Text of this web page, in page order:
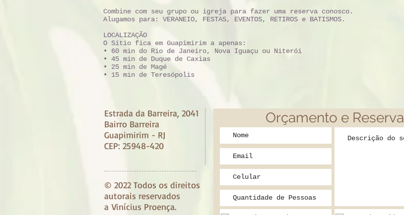
Combine com seu grupo ou igreja para fazer uma reserva conosco.
Alugamos para: VERANEIO, FESTAS, EVENTOS, RETIROS e BATISMOS.
LOCALIZAÇÃO
O Sítio fica em Guapimirim a apenas:
• 60 min do Rio de Janeiro, Nova Iguaçu ou Niterói
• 45 min de Duque de Caxias
• 25 min de Magé
• 15 min de Teresópolis
Estrada da Barreira, 2041
Bairro Barreira
Guapimirim - RJ
CEP: 25948-420
© 2022 Todos os direitos
autorais reservados
a Vinícius Proença.
Orçamento e Reserva